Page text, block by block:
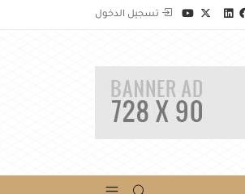
تسجيل الدخول